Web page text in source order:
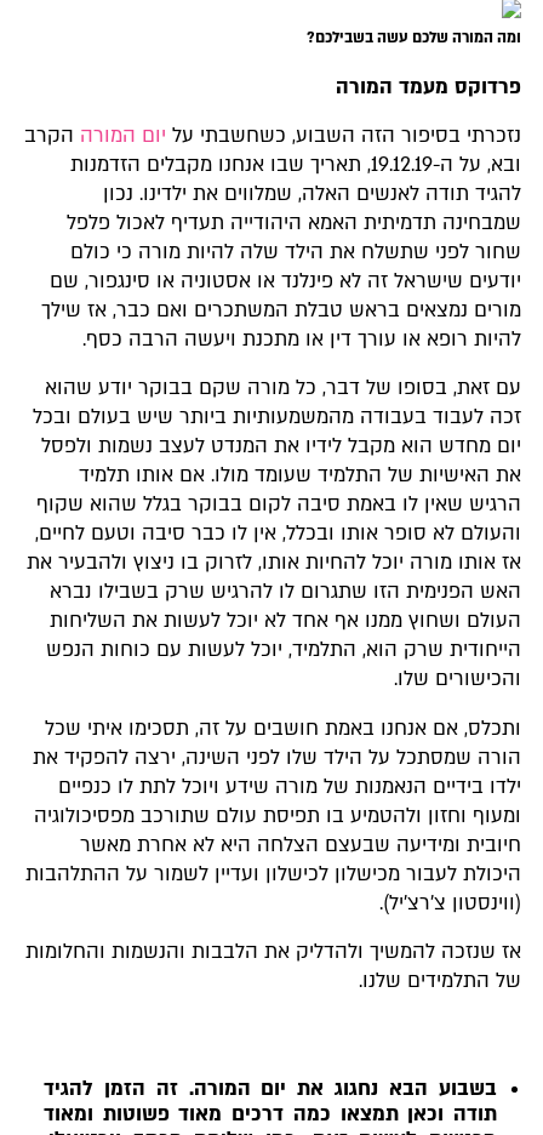
ומה המורה שלכם עשה בשבילכם?
פרדוקס מעמד המורה
נזכרתי בסיפור הזה השבוע, כשחשבתי על יום המורה הקרב
ובא, על ה-19.12.19, תאריך שבו אנחנו מקבלים הזדמנות
להגיד תודה לאנשים האלה, שמלווים את ילדינו. נכון
שמבחינה תדמיתית האמא היהודייה תעדיף לאכול פלפל
שחור לפני שתשלח את הילד שלה להיות מורה כי כולם
יודעים שישראל זה לא פינלנד או אסטוניה או סינגפור, שם
מורים נמצאים בראש טבלת המשתכרים ואם כבר, אז שילך
להיות רופא או עורך דין או מתכנת ויעשה הרבה כסף.
עם זאת, בסופו של דבר, כל מורה שקם בבוקר יודע שהוא
זכה לעבוד בעבודה מהמשמעותיות ביותר שיש בעולם ובכל
יום מחדש הוא מקבל לידיו את המנדט לעצב נשמות ולפסל
את האישיות של התלמיד שעומד מולו. אם אותו תלמיד
הרגיש שאין לו באמת סיבה לקום בבוקר בגלל שהוא שקוף
והעולם לא סופר אותו ובכלל, אין לו כבר סיבה וטעם לחיים,
אז אותו מורה יוכל להחיות אותו, לזרוק בו ניצוץ ולהבעיר את
האש הפנימית הזו שתגרום לו להרגיש שרק בשבילו נברא
העולם ושחוץ ממנו אף אחד לא יוכל לעשות את השליחות
הייחודית שרק הוא, התלמיד, יוכל לעשות עם כוחות הנפש
והכישורים שלו.
ותכלס, אם אנחנו באמת חושבים על זה, תסכימו איתי שכל
הורה שמסתכל על הילד שלו לפני השינה, ירצה להפקיד את
ילדו בידיים הנאמנות של מורה שידע ויוכל לתת לו כנפיים
ומעוף וחזון ולהטמיע בו תפיסת עולם שתורכב מפסיכולוגיה
חיובית ומידיעה שבעצם הצלחה היא לא אחרת מאשר
היכולת לעבור מכישלון לכישלון ועדיין לשמור על ההתלהבות
(ווינסטון צ'רצ'יל).
אז שנזכה להמשיך ולהדליק את הלבבות והנשמות והחלומות
של התלמידים שלנו.
בשבוע הבא נחגוג את יום המורה. זה הזמן להגיד
תודה וכאן תמצאו כמה דרכים מאוד פשוטות ומאוד